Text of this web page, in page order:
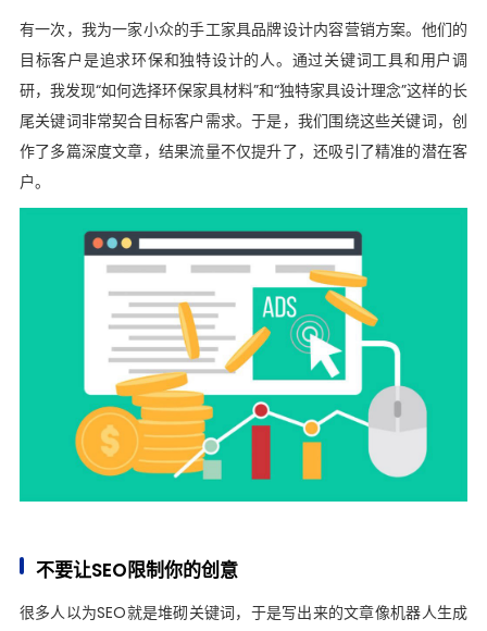
有一次，我为一家小众的手工家具品牌设计内容营销方案。他们的
目标客户是追求环保和独特设计的人。通过关键词工具和用户调
研，我发现“如何选择环保家具材料”和“独特家具设计理念”这样的长
尾关键词非常契合目标客户需求。于是，我们围绕这些关键词，创
作了多篇深度文章，结果流量不仅提升了，还吸引了精准的潜在客
户。
不要让SEO限制你的创意
很多人以为SEO就是堆砌关键词，于是写出来的文章像机器人生成